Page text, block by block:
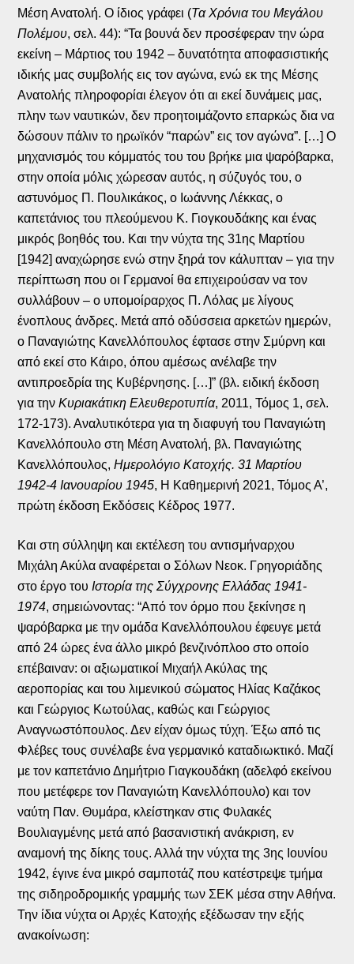
Μέση Ανατολή. Ο ίδιος γράφει (Τα Χρόνια του Μεγάλου
Πολέμου, σελ. 44): “Τα βουνά δεν προσέφεραν την ώρα
εκείνη – Μάρτιος του 1942 – δυνατότητα αποφασιστικής
ιδικής μας συμβολής εις τον αγώνα, ενώ εκ της Μέσης
Ανατολής πληροφορίαι έλεγον ότι αι εκεί δυνάμεις μας,
πλην των ναυτικών, δεν προητοιμάζοντο επαρκώς δια να
δώσουν πάλιν το ηρωϊκόν “παρών” εις τον αγώνα”. […] Ο
μηχανισμός του κόμματός του του βρήκε μια ψαρόβαρκα,
στην οποία μόλις χώρεσαν αυτός, η σύζυγός του, ο
αστυνόμος Π. Πουλικάκος, ο Ιωάννης Λέκκας, ο
καπετάνιος του πλεούμενου Κ. Γιογκουδάκης και ένας
μικρός βοηθός του. Και την νύχτα της 31ης Μαρτίου
[1942] αναχώρησε ενώ στην ξηρά τον κάλυπταν – για την
περίπτωση που οι Γερμανοί θα επιχειρούσαν να τον
συλλάβουν – ο υπομοίραρχος Π. Λόλας με λίγους
ένοπλους άνδρες. Μετά από οδύσσεια αρκετών ημερών,
ο Παναγιώτης Κανελλόπουλος έφτασε στην Σμύρνη και
από εκεί στο Κάιρο, όπου αμέσως ανέλαβε την
αντιπροεδρία της Κυβέρνησης. […]” (βλ. ειδική έκδοση
για τηνΚυριακάτικη Ελευθεροτυπία, 2011, Τόμος 1, σελ.
172-173). Αναλυτικότερα για τη διαφυγή του Παναγιώτη
Κανελλόπουλο στη Μέση Ανατολή, βλ. Παναγιώτης
Κανελλόπουλος,Ημερολόγιο Κατοχής. 31 Μαρτίου
1942-4 Ιανουαρίου 1945, Η Καθημερινή 2021, Τόμος Α’,
πρώτη έκδοση Εκδόσεις Κέδρος 1977.
Και στη σύλληψη και εκτέλεση του αντισμήναρχου
Μιχάλη Ακύλα αναφέρεται ο Σόλων Νεοκ. Γρηγοριάδης
στο έργο του Ιστορία της Σύγχρονης Ελλάδας 1941-
1974, σημειώνοντας: “Από τον όρμο που ξεκίνησε η
ψαρόβαρκα με την ομάδα Κανελλόπουλου έφευγε μετά
από 24 ώρες ένα άλλο μικρό βενζινόπλοο στο οποίο
επέβαιναν: οι αξιωματικοί Μιχαήλ Ακύλας της
αεροπορίας και του λιμενικού σώματος Ηλίας Καζάκος
και Γεώργιος Κωτούλας, καθώς και Γεώργιος
Αναγνωστόπουλος. Δεν είχαν όμως τύχη. Έξω από τις
Φλέβες τους συνέλαβε ένα γερμανικό καταδιωκτικό. Μαζί
με τον καπετάνιο Δημήτριο Γιαγκουδάκη (αδελφό εκείνου
που μετέφερε τον Παναγιώτη Κανελλόπουλο) και τον
ναύτη Παν. Θυμάρα, κλείστηκαν στις Φυλακές
Βουλιαγμένης μετά από βασανιστική ανάκριση, εν
αναμονή της δίκης τους. Αλλά την νύχτα της 3ης Ιουνίου
1942, έγινε ένα μικρό σαμποτάζ που κατέστρεψε τμήμα
της σιδηροδρομικής γραμμής των ΣΕΚ μέσα στην Αθήνα.
Την ίδια νύχτα οι Αρχές Κατοχής εξέδωσαν την εξής
ανακοίνωση: